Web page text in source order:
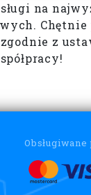
na
Chętnie
z
Obsługiwane